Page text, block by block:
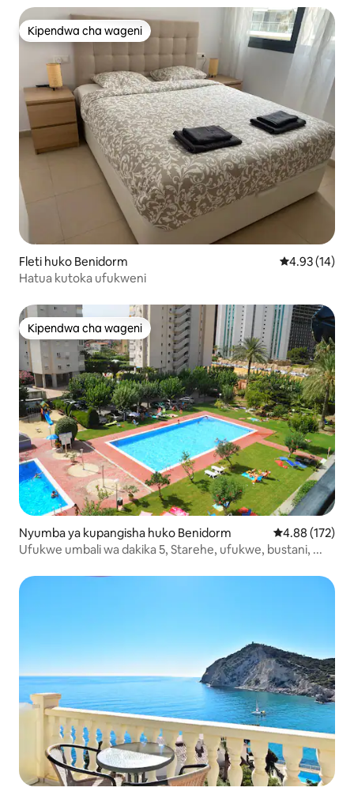
Kipendwa cha wageni
Kipendwa cha wageni
Fleti huko Benidorm Ukadiriaji wa
4.93 (14)
Hatua kutoka ufukweni
Kipendwa cha wageni
Kipendwa cha wageni
Nyumba ya kupangisha huko Benidorm Ukadiriaji wa
4.88 (172)
Ufukwe umbali wa dakika 5, Starehe, ufukwe, bustani, ...